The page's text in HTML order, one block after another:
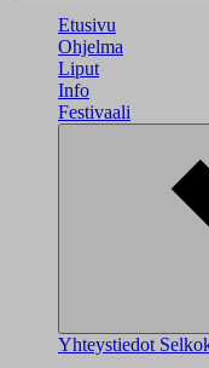
Etusivu
Ohjelma
Liput
Info
Festivaali
Yhteystiedot